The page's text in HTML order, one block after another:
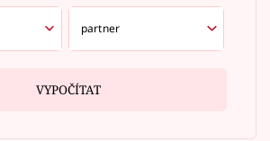
VYPOČÍTAT